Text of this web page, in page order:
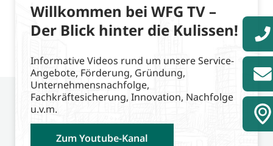
Willkommen bei WFG TV –
Der Blick hinter die Kulissen!
Informative Videos rund um unsere Service-
Angebote, Förderung, Gründung,
Unternehmensnachfolge,
Fachkräftesicherung, Innovation, Nachfolge
u.v.m.
Zum Youtube-Kanal